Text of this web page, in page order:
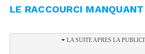
LE RACCOURCI MANQUANT